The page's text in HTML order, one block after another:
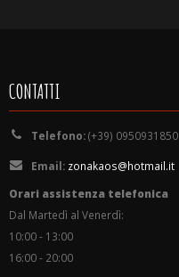
CONTATTI
Telefono:(+39) 0950931850
Email: zonakaos@hotmail.it
Orari assistenza telefonica
Dal Martedì al Venerdì:
10:00 - 13:00
16:00 - 20:00